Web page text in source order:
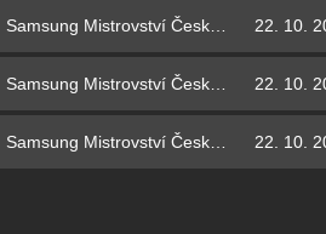
Samsung Mistrovství České republiky 2022 22. 10.
Samsung Mistrovství České republiky 2022 22. 10.
Samsung Mistrovství České republiky 2022 22. 10.